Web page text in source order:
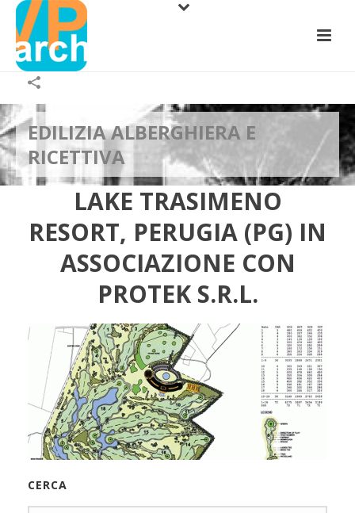
EDILIZIA ALBERGHIERA E
RICETTIVA
LAKE TRASIMENO
RESORT, PERUGIA (PG) IN
ASSOCIAZIONE CON
PROTEK S.R.L.
CERCA